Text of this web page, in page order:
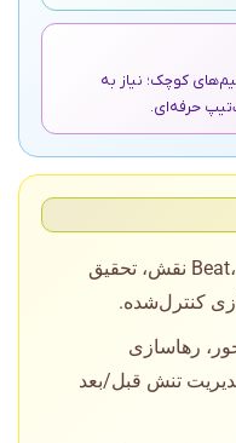
کوچک؛ نیاز به
حرفه‌ای.
ساختار صحنه، Beat، Arc نقش، تحقیق
کنترل‌شده.
رهاسازی
تنش قبل/بعد